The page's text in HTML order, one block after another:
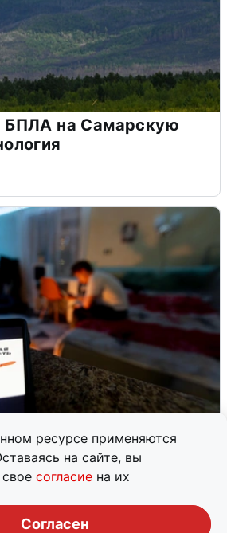
ресурсе применяются
на сайте, вы
согласие на их
Согласен
БПЛА на Самарскую
области завыли